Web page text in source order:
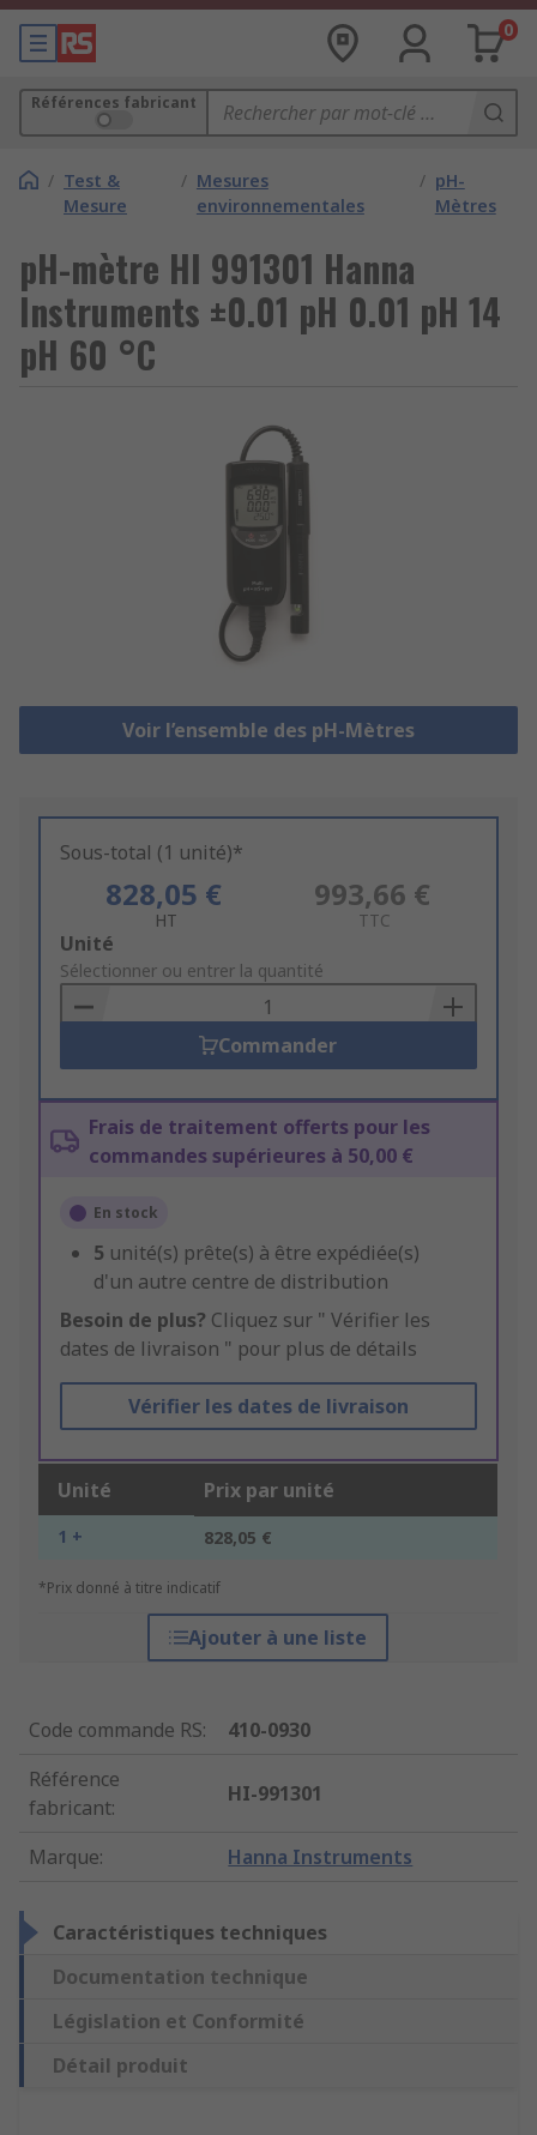
0
Références fabricant
/ Test &
Mesure
/ Mesures
environnementales
/ pH-
Mètres
pH-mètre HI 991301 Hanna
Instruments ±0.01 pH 0.01 pH 14
pH 60 °C
Voir l’ensemble des pH-Mètres
Sous-total (1 unité)*
828,05 €
HT
993,66 €
TTC
Add
to
Basket
Unité
Sélectionner ou entrer la quantité
Commander
Frais de traitement offerts pour les
commandes supérieures à 50,00 €
En stock
5 unité(s) prête(s) à être expédiée(s)
d'un autre centre de distribution
Besoin de plus? Cliquez sur " Vérifier les
dates de livraison " pour plus de détails
Vérifier les dates de livraison
Unité Prix par unité
1 + 828,05 €
*Prix donné à titre indicatif
Ajouter à une liste
Code commande RS:
410-0930
Référence
fabricant:
HI-991301
Marque: Hanna Instruments
Caractéristiques techniques
Documentation technique
Législation et Conformité
Détail produit